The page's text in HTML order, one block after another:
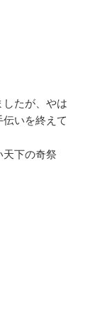
たが、やは
いを終えて
天下の奇祭